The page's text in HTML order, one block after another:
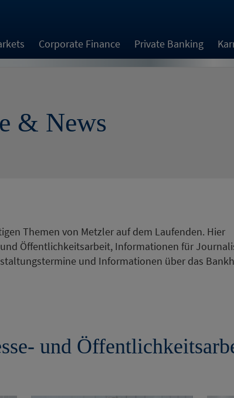
Corporate Finance Private Banking
& News
Themen von Metzler auf dem Laufenden. Hier
Öffentlichkeitsarbeit, Informationen für
und Informationen über das
und